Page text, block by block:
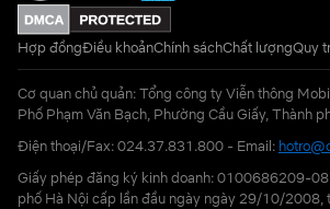
Hợp đồngĐiều khoảnChính sáchChất lượngQuy
Cơ quan chủ quản: Tổng công ty Viễn thông
Phố Phạm Văn Bạch, Phường Cầu Giấy, Thành
Điện thoại/Fax: 024.37.831.800 - Email:
Giấy phép đăng ký kinh doanh: 0100686209-
phố Hà Nội cấp lần đầu ngày ngày 29/10/2008,